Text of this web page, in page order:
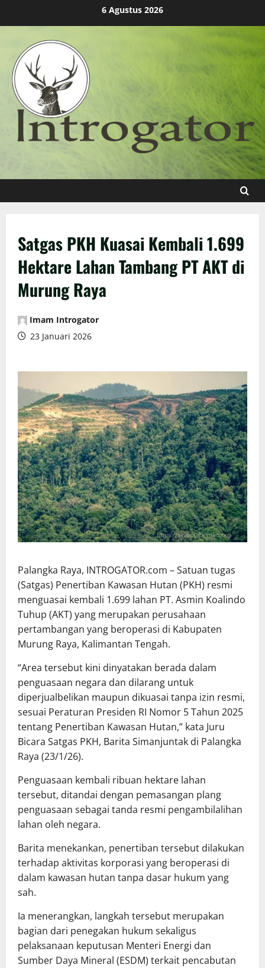
6 Agustus 2026
Satgas PKH Kuasai Kembali 1.699
Hektare Lahan Tambang PT AKT di
Murung Raya
Imam Introgator
23 Januari 2026
Palangka Raya, INTROGATOR.com – Satuan tugas
(Satgas) Penertiban Kawasan Hutan (PKH) resmi
menguasai kembali 1.699 lahan PT. Asmin Koalindo
Tuhup (AKT) yang merupakan perusahaan
pertambangan yang beroperasi di Kabupaten
Murung Raya, Kalimantan Tengah.
“Area tersebut kini dinyatakan berada dalam
penguasaan negara dan dilarang untuk
diperjualbelikan maupun dikuasai tanpa izin resmi,
sesuai Peraturan Presiden RI Nomor 5 Tahun 2025
tentang Penertiban Kawasan Hutan,” kata Juru
Bicara Satgas PKH, Barita Simanjuntak di Palangka
Raya (23/1/26).
Penguasaan kembali ribuan hektare lahan
tersebut, ditandai dengan pemasangan plang
penguasaan sebagai tanda resmi pengambilalihan
lahan oleh negara.
Barita menekankan, penertiban tersebut dilakukan
terhadap aktivitas korporasi yang beroperasi di
dalam kawasan hutan tanpa dasar hukum yang
sah.
Ia menerangkan, langkah tersebut merupakan
bagian dari penegakan hukum sekaligus
pelaksanaan keputusan Menteri Energi dan
Sumber Daya Mineral (ESDM) terkait pencabutan